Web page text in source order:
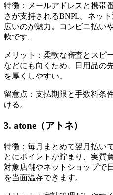
特徴：メールアドレスと携帯
さが支持されるBNPL。ネッ
広いのが魅力。コンビニ払い
軟です。
メリット：柔軟な審査とスピ
などにも向くため、日用品の
を厚くしやすい。
留意点：支払期限と手数料条
ける。
3. atone（アトネ）
特徴：毎月まとめて翌月払い
とにポイントが貯まり、実質
対象店舗やネットショップで
を当面温存できます。